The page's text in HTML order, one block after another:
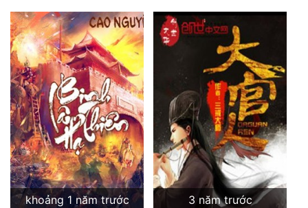
khoảng 1 năm trước
3 năm trước